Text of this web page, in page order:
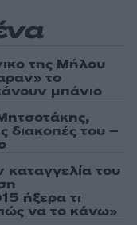
της Μήλου
το
μπάνιο
διακοπές του –
καταγγελία του
ήξερα τι
να το κάνω»